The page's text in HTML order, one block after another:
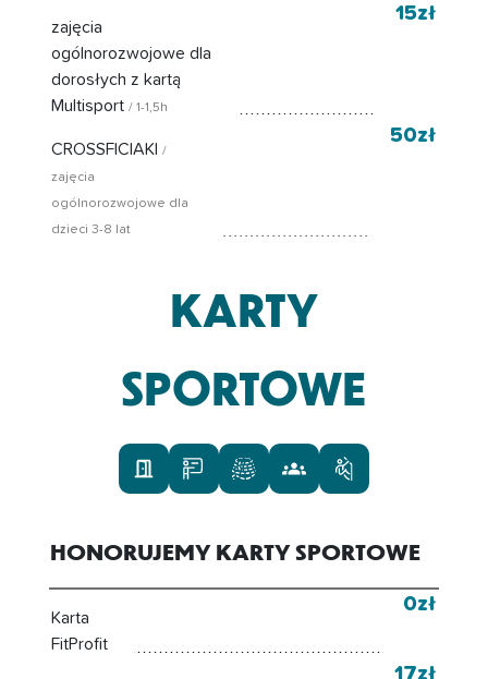
zajęcia
ogólnorozwojowe dla
dorosłych z kartą
Multisport/ 1-1,5h
15zł
CROSSFICIAKI/
zajęcia
ogólnorozwojowe dla
dzieci 3-8 lat
50zł
KARTY
SPORTOWE
HONORUJEMY KARTY SPORTOWE
Karta
FitProfit
0zł
17zł